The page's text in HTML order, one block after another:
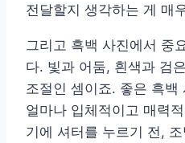
전달할지 생각하는 게 매
그리고 흑백 사진에서 중
다. 빛과 어둠, 흰색과 검
조절인 셈이죠. 좋은 흑백
얼마나 입체적이고 매력
기에 셔터를 누르기 전,